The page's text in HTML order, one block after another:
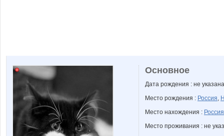
Основное
Дата рождения : не указана
Место рождения : Россия,
Место нахождения : Россия
Место проживания : не